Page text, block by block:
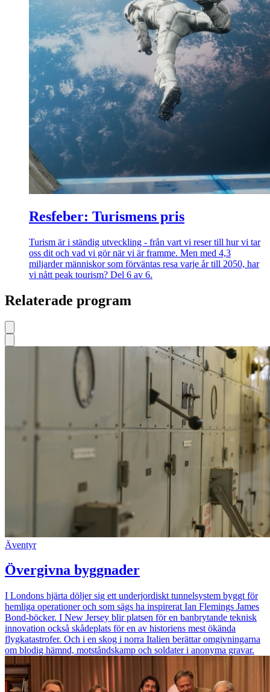
Resfeber: Turismens pris
Turism är i ständig utveckling - från vart vi reser till hur vi tar
oss dit och vad vi gör när vi är framme. Men med 4,3
miljarder människor som förväntas resa varje år till 2050, har
vi nått peak tourism? Del 6 av 6.
Relaterade program
Äventyr
Övergivna byggnader
I Londons hjärta döljer sig ett underjordiskt tunnelsystem byggt för
hemliga operationer och som sägs ha inspirerat Ian Flemings James
Bond-böcker. I New Jersey blir platsen för en banbrytande teknisk
innovation också skådeplats för en av historiens mest ökända
flygkatastrofer. Och i en skog i norra Italien berättar omgivningarna
om blodig hämnd, motståndskamp och soldater i anonyma gravar.